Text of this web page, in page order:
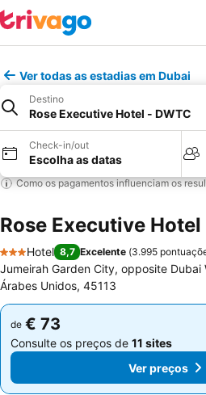
Ver todas as estadias em Dubai
Destino
Rose Executive Hotel - DWTC
Check-in/out
Escolha as datas
Como os pagamentos influenciam os
Rose Executive Hotel
3 Estrelas
Hotel 8,7 Excelente (3.995
Jumeirah Garden City, opposite Dubai
Árabes Unidos, 45113
de € 73
Consulte os preços de 11 sites
Ver preços
de € 73
Consulte os preços de 11 sites
Ver preços